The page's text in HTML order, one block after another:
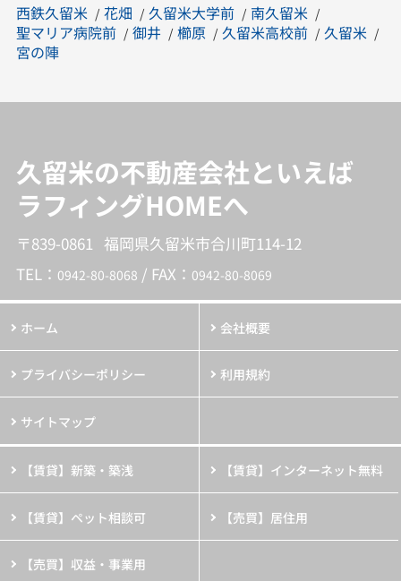
西鉄久留米
花畑 久留米大学前
南久留米
聖マリア病院前
御井 櫛原 久留米高校前
久留米
宮の陣
久留米の不動産会社といえば
ラフィングHOMEへ
〒839-0861 福岡県久留米市合川町114-12
TEL： 0942-80-8068 / FAX： 0942-80-8069
ホーム 会社概要
プライバシーポリシー 利用規約
サイトマップ
【賃貸】新築・築浅 【賃貸】インターネット無料
【賃貸】ペット相談可 【売買】居住用
【売買】収益・事業用